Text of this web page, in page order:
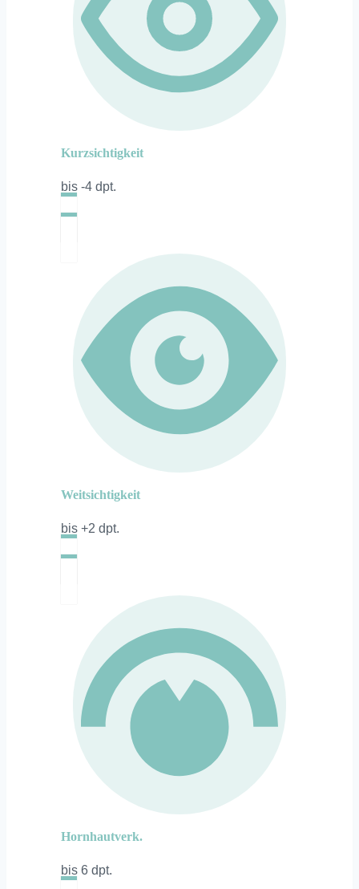
Kurzsichtigkeit
bis -4 dpt.
Weitsichtigkeit
bis +2 dpt.
Hornhautverk.
bis 6 dpt.